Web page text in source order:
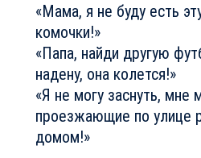
«Мама, я не буду есть
комочки!»
«Папа, найди другую
надену, она колется!»
«Я не могу заснуть,
проезжающие по улице
домом!»